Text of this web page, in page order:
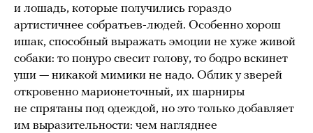
и лошадь, которые получились гораздо
артистичнее собратьев-людей. Особенно хорош
ишак, способный выражать эмоции не хуже живой
собаки: то понуро свесит голову, то бодро вскинет
уши — никакой мимики не надо. Облик у зверей
откровенно марионеточный, их шарниры
не спрятаны под одеждой, но это только добавляет
им выразительности: чем нагляднее